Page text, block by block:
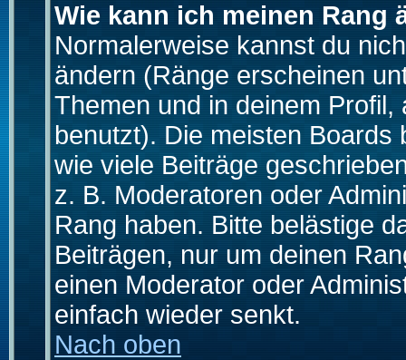
Wie kann ich meinen Rang
Normalerweise kannst du
ändern (Ränge erscheinen
Themen und in deinem
benutzt). Die meisten
wie viele Beiträge
z. B. Moderatoren oder
Rang haben. Bitte belästige
Beiträgen, nur um deinen
einen Moderator oder
einfach wieder senkt.
Nach oben